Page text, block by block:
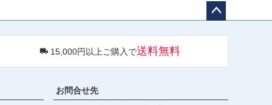
へ
15,000円以上ご購入で送料無料
お問合せ先